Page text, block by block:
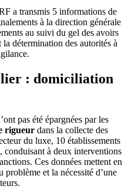
a transmis 5 informations de
à la direction générale
au suivi du gel des avoirs
détermination des autorités à
: domiciliation
pas été épargnées par les
rigueur dans la collecte des
du luxe, 10 établissements
conduisant à deux interventions
Ces données mettent en
problème et la nécessité d’une